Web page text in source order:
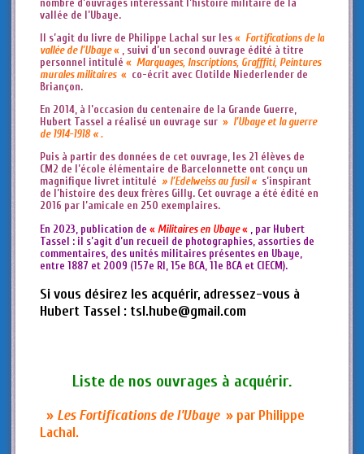
nombre d’ouvrages intéressant l’histoire militaire de la
vallée de l’Ubaye.
Il s’agit du livre de Philippe Lachal sur les « Fortifications de la
vallée de l’Ubaye« , suivi d’un second ouvrage édité à titre
personnel intitulé « Marquages, Inscriptions, Grafffiti, Peintures
murales militaires« co-écrit avec Clotilde Niederlender de
Briançon.
En 2014, à l’occasion du centenaire de la Grande Guerre,
Hubert Tassel a réalisé un ouvrage sur » l’Ubaye et la guerre
de 1914-1918 « .
Puis à partir des données de cet ouvrage, les 21 élèves de
CM2 de l’école élémentaire de Barcelonnette ont conçu un
magnifique livret intitulé » l’Edelweiss au fusil « s’inspirant
de l’histoire des deux frères Gilly. Cet ouvrage a été édité en
2016 par l’amicale en 250 exemplaires.
En 2023, publication de « Militaires en Ubaye«
, par Hubert
Tassel : il s’agit d’un recueil de photographies, assorties de
commentaires, des unités militaires présentes en Ubaye,
entre 1887 et 2009 (157e RI, 15e BCA, 11e BCA et CIECM).
Si vous désirez les acquérir, adressez-vous à
Hubert Tassel : tsl.hube@gmail.com
Liste de nos ouvrages à acquérir.
» Les Fortifications de l’Ubaye» par Philippe
Lachal.